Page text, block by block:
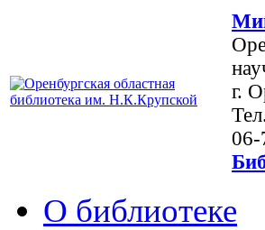
г.
06-
О библиотеке